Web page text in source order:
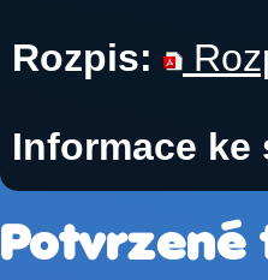
Rozpis:
Informace ke
Potvrzené